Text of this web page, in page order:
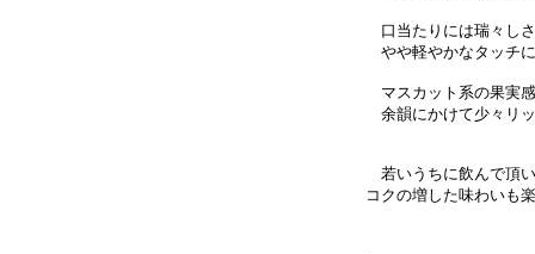
口当たりには瑞々し
やや軽やかなタッチ
マスカット系の果実
余韻にかけて少々リ
若いうちに飲んで頂
コクの増した味わいも